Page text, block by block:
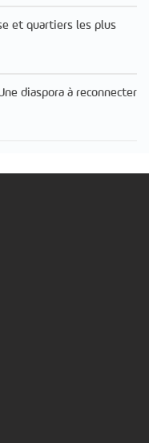
et quartiers les plus
diaspora à reconnecter